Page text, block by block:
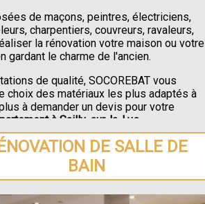
de maçons, peintres, électriciens,
charpentiers, couvreurs, ravaleurs,
la rénovation votre maison ou votre
gardant le charme de l'ancien.
de qualité, SOCOREBAT vous
choix des matériaux les plus adaptés à
à demander un devis pour votre
à Sailly-sur-la-Lys.
DE SALLE DE
BAIN